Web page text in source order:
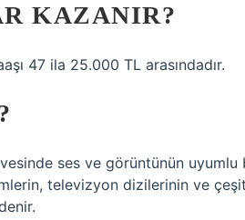
KAZANIR?
47 ila 25.000 TL arasındadır.
ses ve görüntünün uyumlu
televizyon dizilerinin ve